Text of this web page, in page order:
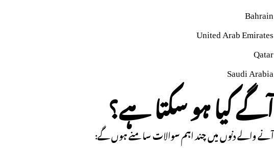
Bahrain
United Arab Emirates
Qatar
Saudi Arabia
آگے کیا ہو سکتا ہے؟
آنے والے دنوں میں چند اہم سوالات سامنے ہوں گے: